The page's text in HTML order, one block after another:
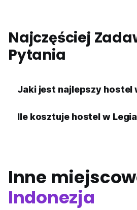
Najczęściej
Pytania
Jaki jest najlepszy hostel
Ile kosztuje hostel w
Inne
Indonezja